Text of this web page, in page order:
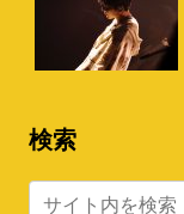
検索